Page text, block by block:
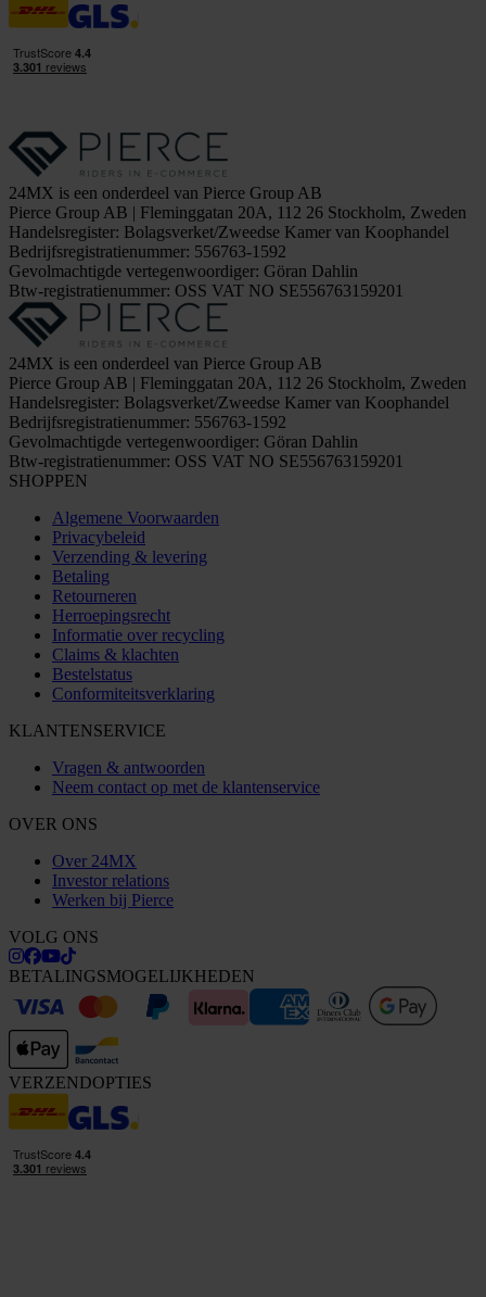
24MX is een onderdeel van Pierce Group AB
Pierce Group AB | Fleminggatan 20A, 112 26 Stockholm, Zweden
Handelsregister: Bolagsverket/Zweedse Kamer van Koophandel
Bedrijfsregistratienummer: 556763-1592
Gevolmachtigde vertegenwoordiger: Göran Dahlin
Btw-registratienummer: OSS VAT NO SE556763159201
24MX is een onderdeel van Pierce Group AB
Pierce Group AB | Fleminggatan 20A, 112 26 Stockholm, Zweden
Handelsregister: Bolagsverket/Zweedse Kamer van Koophandel
Bedrijfsregistratienummer: 556763-1592
Gevolmachtigde vertegenwoordiger: Göran Dahlin
Btw-registratienummer: OSS VAT NO SE556763159201
SHOPPEN
Algemene Voorwaarden
Privacybeleid
Verzending & levering
Betaling
Retourneren
Herroepingsrecht
Informatie over recycling
Claims & klachten
Bestelstatus
Conformiteitsverklaring
KLANTENSERVICE
Vragen & antwoorden
Neem contact op met de klantenservice
OVER ONS
Over 24MX
Investor relations
Werken bij Pierce
VOLG ONS
BETALINGSMOGELIJKHEDEN
VERZENDOPTIES